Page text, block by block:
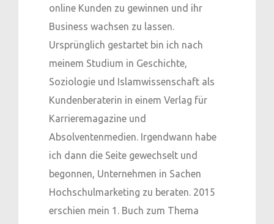
online Kunden zu gewinnen und ihr
Business wachsen zu lassen.
Ursprünglich gestartet bin ich nach
meinem Studium in Geschichte,
Soziologie und Islamwissenschaft als
Kundenberaterin in einem Verlag für
Karrieremagazine und
Absolventenmedien. Irgendwann habe
ich dann die Seite gewechselt und
begonnen, Unternehmen in Sachen
Hochschulmarketing zu beraten. 2015
erschien mein 1. Buch zum Thema